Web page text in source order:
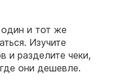
и тот же
Изучите
и разделите чеки,
они дешевле.